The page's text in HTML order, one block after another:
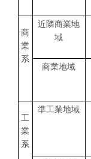
商
業
系
近隣商業地
域
商業地域
工
業
系
準工業地域